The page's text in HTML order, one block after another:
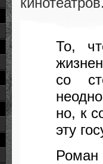
То,
со
но, к
эту
Роман